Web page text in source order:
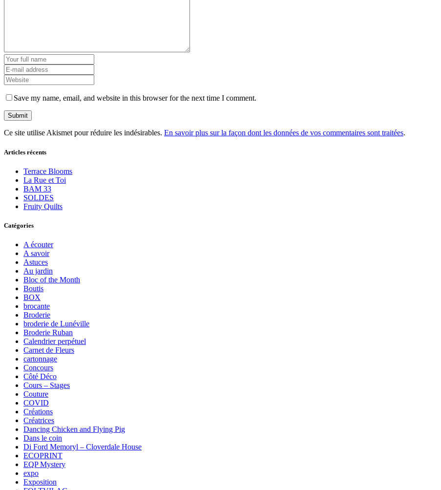
Save my name, email, and website in this browser for the next time I comment.
Ce site utilise Akismet pour réduire les indésirables. En savoir plus sur la façon dont les données de vos commentaires sont traitées.
Articles récents
Terrace Blooms
La Rue et Toi
BAM 33
SOLDES
Fruity Quilts
Catégories
A écouter
A savoir
Astuces
Au jardin
Bloc of the Month
Boutis
BOX
brocante
Broderie
broderie de Lunéville
Broderie Ruban
Calendrier perpétuel
Carnet de Fleurs
cartonnage
Concours
Côté Déco
Cours – Stages
Couture
COVID
Créations
Créatrices
Dancing Chicken and Flying Pig
Dans le coin
Di Ford Memoryl – Cloverdale House
ECOPRINT
EQP Mystery
expo
Exposition